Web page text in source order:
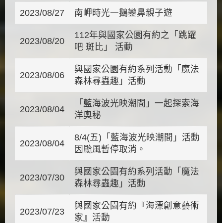
2023/08/27 南岬時光一鵝鑾鼻親子遊
2023/08/20
112年與國家公園有約之「跳躍
吧 斑比」 活動
2023/08/06
與國家公園有約系列活動「魔法
森林尋蟲趣」活動
2023/08/04
「藍海波光映潮間」一起探索海
洋奧秘
2023/08/04
8/4(五)「藍海波光映潮間」活動
因颱風暫停取消。
2023/07/30
與國家公園有約系列活動「魔法
森林尋蟲趣」活動
2023/07/23
與國家公園有約『海漂創意藝術
家』活動